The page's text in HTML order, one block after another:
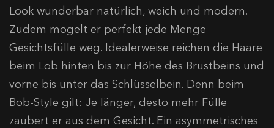
Look wunderbar natürlich, weich und modern.
Zudem mogelt er perfekt jede Menge
Gesichtsfülle weg. Idealerweise reichen die Haare
beim Lob hinten bis zur Höhe des Brustbeins und
vorne bis unter das Schlüsselbein. Denn beim
Bob-Style gilt: Je länger, desto mehr Fülle
zaubert er aus dem Gesicht. Ein asymmetrisches